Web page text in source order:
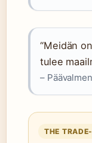
“Meidän
tulee
–
THE